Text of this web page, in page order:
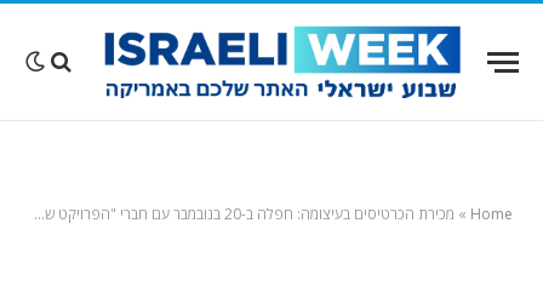
Home
» מכירת הכרטיסים בעיצומה: חפלה ב-20 בנובמבר עם חברי "הפרויקט של רביבו" בסבן תיאטר